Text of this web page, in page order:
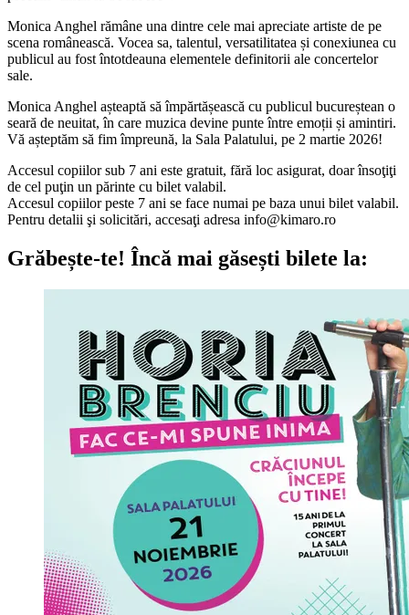
Monica Anghel rămâne una dintre cele mai apreciate artiste de pe
scena românească. Vocea sa, talentul, versatilitatea și conexiunea cu
publicul au fost întotdeauna elementele definitorii ale concertelor
sale.
Monica Anghel așteaptă să împărtășească cu publicul bucureștean o
seară de neuitat, în care muzica devine punte între emoții și amintiri.
Vă așteptăm să fim împreună, la Sala Palatului, pe 2 martie 2026!
Accesul copiilor sub 7 ani este gratuit, fără loc asigurat, doar însoţiţi
de cel puţin un părinte cu bilet valabil.
Accesul copiilor peste 7 ani se face numai pe baza unui bilet valabil.
Pentru detalii şi solicitări, accesaţi adresa info@kimaro.ro
Grăbește-te! Încă mai găsești bilete la: